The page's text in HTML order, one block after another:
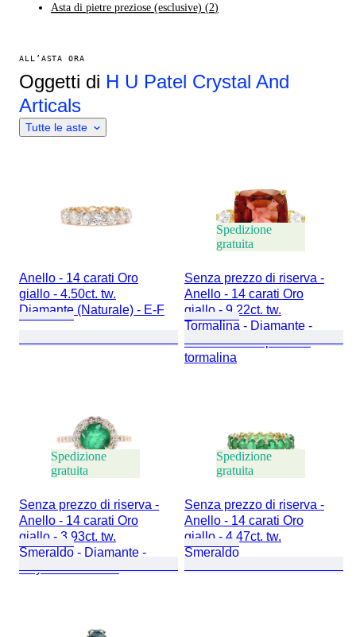
Asta di pietre preziose (esclusive) (2)
ALL’ASTA ORA
Oggetti di H U Patel Crystal And
Articals
Tutte le aste
Anello - 14 carati Oro
giallo - 4.50ct. tw.
Diamante (Naturale) - E-F
Spedizione
gratuita
Senza prezzo di riserva -
Anello - 14 carati Oro
giallo - 9.22ct. tw.
Tormalina - Diamante -
Anello con tre pietre di
tormalina
Spedizione
gratuita
Senza prezzo di riserva -
Anello - 14 carati Oro
giallo - 3.93ct. tw.
Smeraldo - Diamante -
Royal Verde Halo
Spedizione
gratuita
Senza prezzo di riserva -
Anello - 14 carati Oro
giallo - 4.47ct. tw.
Smeraldo